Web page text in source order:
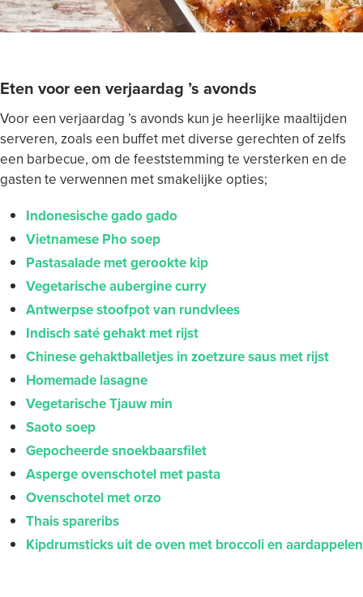
Eten voor een verjaardag ’s avonds
Voor een verjaardag ’s avonds kun je heerlijke maaltijden
serveren, zoals een buffet met diverse gerechten of zelfs
een barbecue, om de feeststemming te versterken en de
gasten te verwennen met smakelijke opties;
Indonesische gado gado
Vietnamese Pho soep
Pastasalade met gerookte kip
Vegetarische aubergine curry
Antwerpse stoofpot van rundvlees
Indisch saté gehakt met rijst
Chinese gehaktballetjes in zoetzure saus met rijst
Homemade lasagne
Vegetarische Tjauw min
Saoto soep
Gepocheerde snoekbaarsfilet
Asperge ovenschotel met pasta
Ovenschotel met orzo
Thais spareribs
Kipdrumsticks uit de oven met broccoli en aardappelen